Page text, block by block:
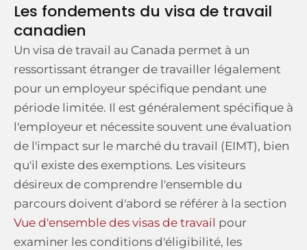
Les fondements du visa de travail
canadien
Un visa de travail au Canada permet à un
ressortissant étranger de travailler légalement
pour un employeur spécifique pendant une
période limitée. Il est généralement spécifique à
l'employeur et nécessite souvent une évaluation
de l'impact sur le marché du travail (EIMT), bien
qu'il existe des exemptions. Les visiteurs
désireux de comprendre l'ensemble du
parcours doivent d'abord se référer à la section
Vue d'ensemble des visas de travail pour
examiner les conditions d'éligibilité, les